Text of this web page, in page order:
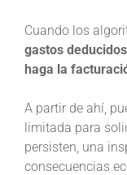
Cuando los
gastos
haga la
A partir de ahí,
limitada para
persisten, una
consecuencias